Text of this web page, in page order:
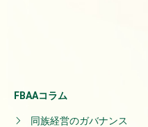
FBAAコラム
同族経営のガバナンス